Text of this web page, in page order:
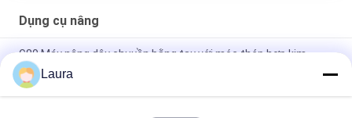
Dụng cụ nâng
G80 Máy nâng dây chuyền bằng tay với móc thép hợp kim
Máy nâng từ tự động vĩnh viễn 1 tấn - 5 tấn Nhiệt độ hoạt động
＜ 80oC
Laura